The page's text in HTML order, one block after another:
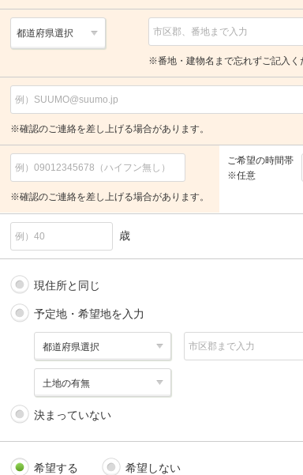
※番地・建物名まで忘れずご記入く
※確認のご連絡を差し上げる場合があります。
※確認のご連絡を差し上げる場合があります。
ご希望の時間帯
※任意
歳
現住所と同じ
予定地・希望地を入力
決まっていない
希望する 希望しない